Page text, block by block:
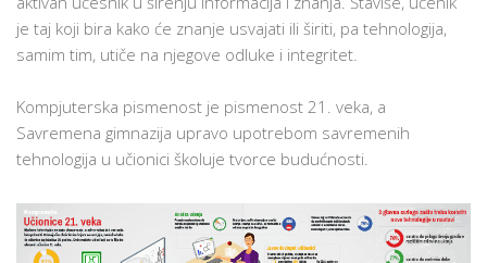
je taj koji bira kako će znanje usvajati ili širiti, pa tehnologija,
samim tim, utiče na njegove odluke i integritet.
Kompjuterska pismenost je pismenost 21. veka, a
Savremena gimnazija upravo upotrebom savremenih
tehnologija u učionici školuje tvorce budućnosti.